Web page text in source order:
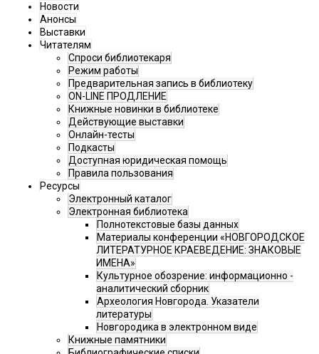
Новости
Анонсы
Выставки
Читателям
Спроси библиотекаря
Режим работы
Предварительная запись в библиотеку
ON-LINE ПРОДЛЕНИЕ
Книжные новинки в библиотеке
Действующие выставки
Онлайн-тесты
Подкасты
Доступная юридическая помощь
Правила пользования
Ресурсы
Электронный каталог
Электронная библиотека
Полнотекстовые базы данных
Материалы конференции «НОВГОРОДСКОЕ
ЛИТЕРАТУРНОЕ КРАЕВЕДЕНИЕ: ЗНАКОВЫЕ
ИМЕНА»
Культурное обозрение: информационно -
аналитический сборник
Археология Новгорода. Указатели
литературы
Новгородика в электронном виде
Книжные памятники